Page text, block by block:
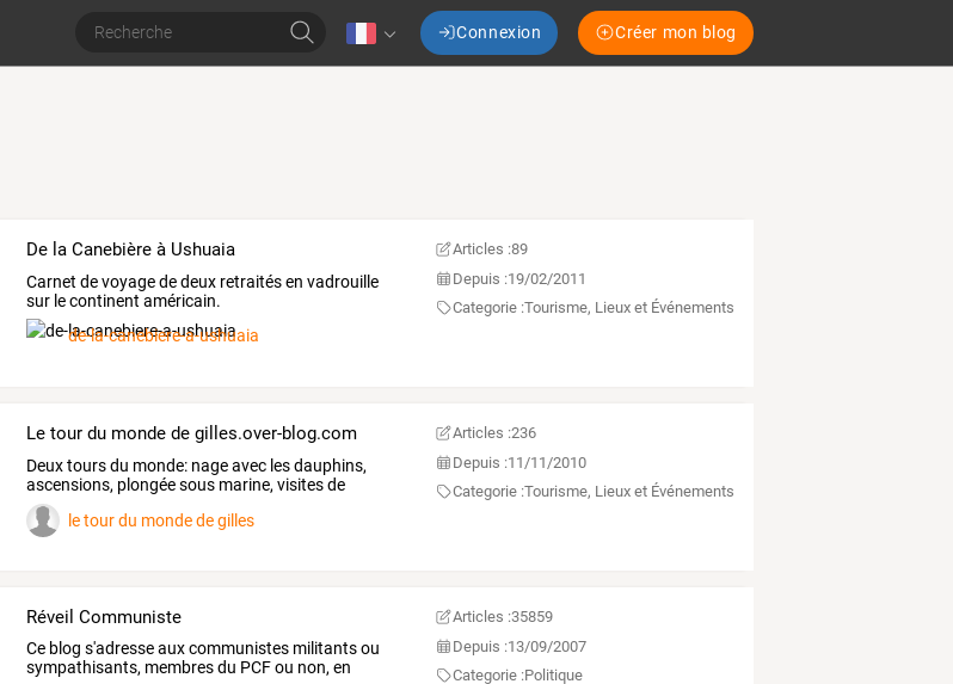
Connexion Créer mon blog
De la Canebière à Ushuaia
Carnet de voyage de deux retraités en vadrouille
sur le continent américain.
de-la-canebiere-a-ushuaia
Articles :89
Depuis :19/02/2011
Categorie :Tourisme, Lieux et Événements
Le tour du monde de gilles.over-blog.com
Deuxtoursdu monde: nageavec lesdauphins,
ascensions, plongéesous marine, visitesde
temples,
le tour du monde de gilles
Articles :236
Depuis :11/11/2010
Categorie :Tourisme, Lieux et Événements
Réveil Communiste
Ce blog s'adresseauxcommunistes militantsou
sympathisants, membresdu PCFou non,en
Articles :35859
Depuis :13/09/2007
Categorie :Politique